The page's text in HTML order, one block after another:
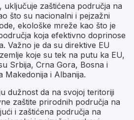
uključuje zaštićena područja na
što su nacionalni i pejzažni
ekološke mreže kao što je
koja efektivno doprinose
Važno je da su direktive EU
koje su tek na putu ka EU,
Srbija, Crna Gora, Bosna i
Makedonija i Albanija.
dužnost da na svojoj teritoriji
zaštite prirodnih područja na
i zaštićena područja na